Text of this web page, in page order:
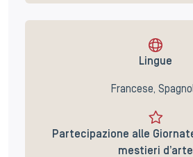
Lingue
Francese,
Partecipazione alle
mestieri d’arte